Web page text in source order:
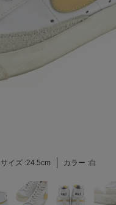
サイズ :24.5cm カラー :白